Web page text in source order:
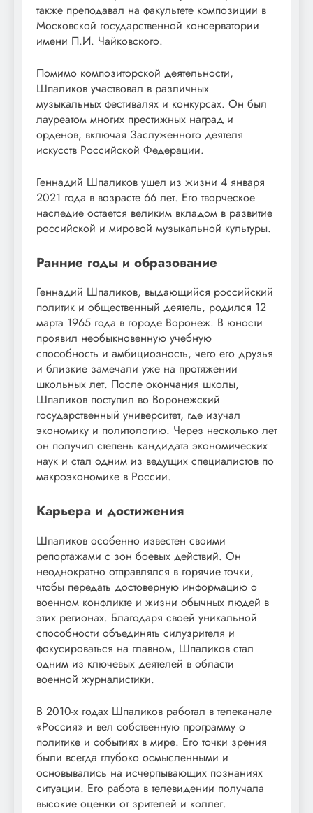
также преподавал на факультете композиции в
Московской государственной консерватории
имени П.И. Чайковского.
Помимо композиторской деятельности,
Шпаликов участвовал в различных
музыкальных фестивалях и конкурсах. Он был
лауреатом многих престижных наград и
орденов, включая Заслуженного деятеля
искусств Российской Федерации.
Геннадий Шпаликов ушел из жизни 4 января
2021 года в возрасте 66 лет. Его творческое
наследие остается великим вкладом в развитие
российской и мировой музыкальной культуры.
Ранние годы и образование
Геннадий Шпаликов, выдающийся российский
политик и общественный деятель, родился 12
марта 1965 года в городе Воронеж. В юности
проявил необыкновенную учебную
способность и амбициозность, чего его друзья
и близкие замечали уже на протяжении
школьных лет. После окончания школы,
Шпаликов поступил во Воронежский
государственный университет, где изучал
экономику и политологию. Через несколько лет
он получил степень кандидата экономических
наук и стал одним из ведущих специалистов по
макроэкономике в России.
Карьера и достижения
Шпаликов особенно известен своими
репортажами с зон боевых действий. Он
неоднократно отправлялся в горячие точки,
чтобы передать достоверную информацию о
военном конфликте и жизни обычных людей в
этих регионах. Благодаря своей уникальной
способности объединять силузрителя и
фокусироваться на главном, Шпаликов стал
одним из ключевых деятелей в области
военной журналистики.
В 2010-х годах Шпаликов работал в телеканале
«Россия» и вел собственную программу о
политике и событиях в мире. Его точки зрения
были всегда глубоко осмысленными и
основывались на исчерпывающих познаниях
ситуации. Его работа в телевидении получала
высокие оценки от зрителей и коллег.